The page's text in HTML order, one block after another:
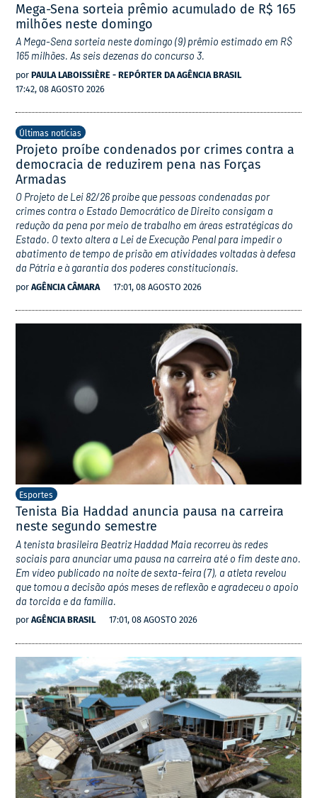
Mega-Sena sorteia prêmio acumulado de R$ 165
milhões neste domingo
A Mega-Sena sorteia neste domingo (9) prêmio estimado em R$
165 milhões. As seis dezenas do concurso 3.
por PAULA LABOISSIÈRE - REPÓRTER DA AGÊNCIA BRASIL
17:42, 08 AGOSTO 2026
Últimas notícias
Projeto proíbe condenados por crimes contra a
democracia de reduzirem pena nas Forças
Armadas
O Projeto de Lei 82/26 proíbe que pessoas condenadas por
crimes contra o Estado Democrático de Direito consigam a
redução da pena por meio de trabalho em áreas estratégicas do
Estado. O texto altera a Lei de Execução Penal para impedir o
abatimento de tempo de prisão em atividades voltadas à defesa
da Pátria e à garantia dos poderes constitucionais.
por AGÊNCIA CÂMARA 17:01, 08 AGOSTO 2026
Esportes
Tenista Bia Haddad anuncia pausa na carreira
neste segundo semestre
A tenista brasileira Beatriz Haddad Maia recorreu às redes
sociais para anunciar uma pausa na carreira até o fim deste ano.
Em vídeo publicado na noite de sexta-feira (7), a atleta revelou
que tomou a decisão após meses de reflexão e agradeceu o apoio
da torcida e da família.
por AGÊNCIA BRASIL 17:01, 08 AGOSTO 2026